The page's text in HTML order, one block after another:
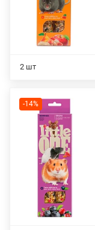
2 шт
-14%